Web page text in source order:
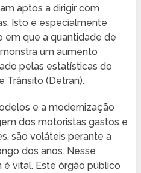
aptos a dirigir com
Isto é especialmente
que a quantidade de
um aumento
pelas estatísticas do
Trânsito (Detran).
e a modernização
dos motoristas gastos e
são voláteis perante a
dos anos. Nesse
vital. Este órgão público